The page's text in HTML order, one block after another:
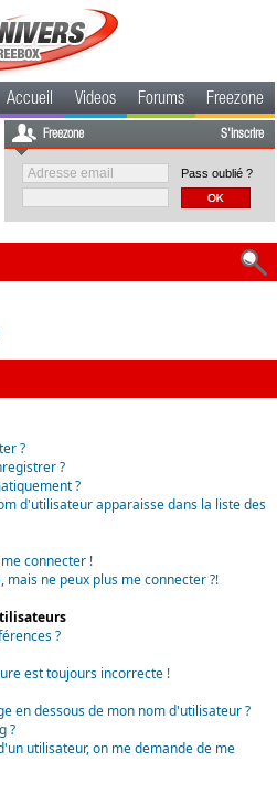
Accueil Videos Forums Freezone
Freezone S'inscrire
Pass oublié ?
?
?
?
d'utilisateur apparaisse dans la liste des
connecter !
mais ne peux plus me connecter ?!
?
est toujours incorrecte !
en dessous de mon nom d'utilisateur ?
?
utilisateur, on me demande de me